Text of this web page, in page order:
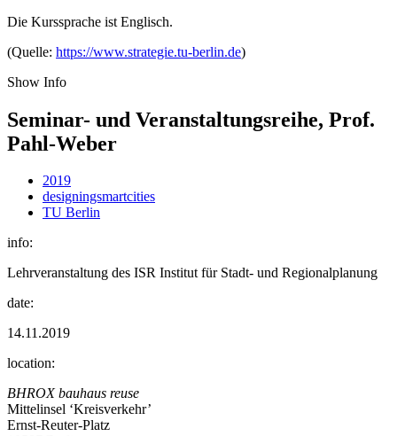
Die Kurssprache ist Englisch.
(Quelle: https://www.strategie.tu-berlin.de)
Show Info
Seminar- und Veranstaltungsreihe, Prof.
Pahl-Weber
2019
designingsmartcities
TU Berlin
info:
Lehrveranstaltung des ISR Institut für Stadt- und Regionalplanung
date:
14.11.2019
location:
BHROX bauhaus reuse
Mittelinsel ‘Kreisverkehr’
Ernst-Reuter-Platz